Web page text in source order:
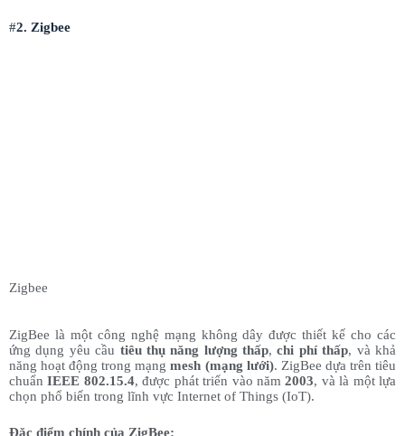
#2. Zigbee
Zigbee
ZigBee là một công nghệ mạng không dây được thiết kế cho các
ứng dụng yêu cầu tiêu thụ năng lượng thấp,chi phí thấp, và khả
năng hoạt động trong mạngmesh (mạng lưới). ZigBee dựa trên tiêu
chuẩnIEEE 802.15.4, được phát triển vào năm2003, và là một lựa
chọn phổ biến trong lĩnh vực Internet of Things (IoT).
Đặc điểm chính của ZigBee: